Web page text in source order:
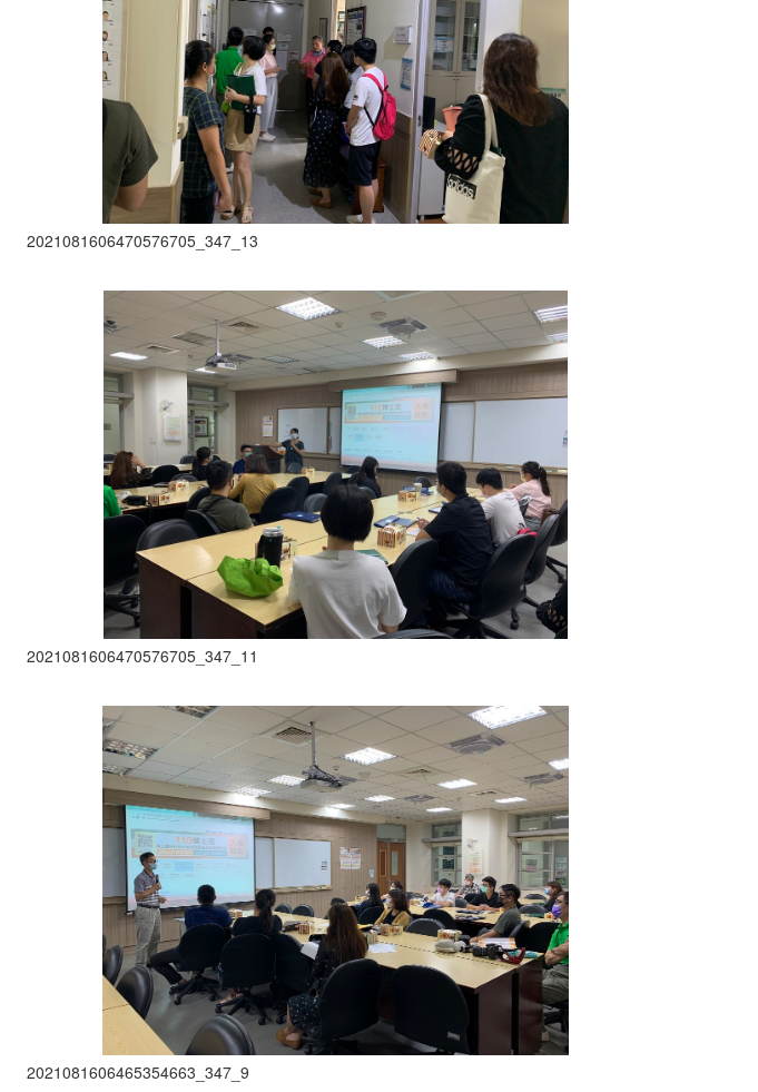
2021081606470576705_347_13
2021081606470576705_347_11
2021081606465354663_347_9